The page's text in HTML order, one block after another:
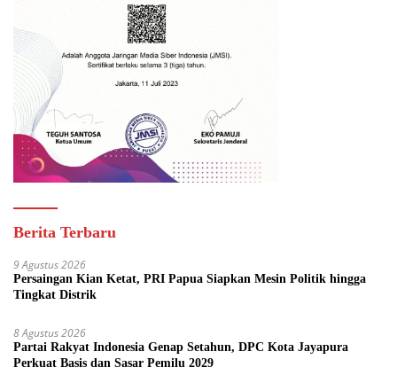
Berita Terbaru
9 Agustus 2026
Persaingan Kian Ketat, PRI Papua Siapkan Mesin Politik hingga
Tingkat Distrik
8 Agustus 2026
Partai Rakyat Indonesia Genap Setahun, DPC Kota Jayapura
Perkuat Basis dan Sasar Pemilu 2029